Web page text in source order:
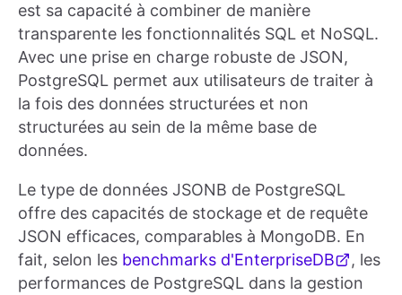
est sa capacité à combiner de manière
transparente les fonctionnalités SQL et NoSQL.
Avec une prise en charge robuste de JSON,
PostgreSQL permet aux utilisateurs de traiter à
la fois des données structurées et non
structurées au sein de la même base de
données.
Le type de données JSONB de PostgreSQL
offre des capacités de stockage et de requête
JSON efficaces, comparables à MongoDB. En
fait, selon les benchmarks d'EnterpriseDB
, les
performances de PostgreSQL dans la gestion